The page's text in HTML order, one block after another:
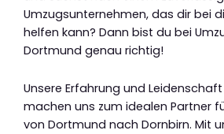
Umzugsunternehmen, das dir bei
helfen kann? Dann bist du bei
Dortmund genau richtig!
Unsere Erfahrung und
machen uns zum idealen Partner
von Dortmund nach Dornbirn. Mit